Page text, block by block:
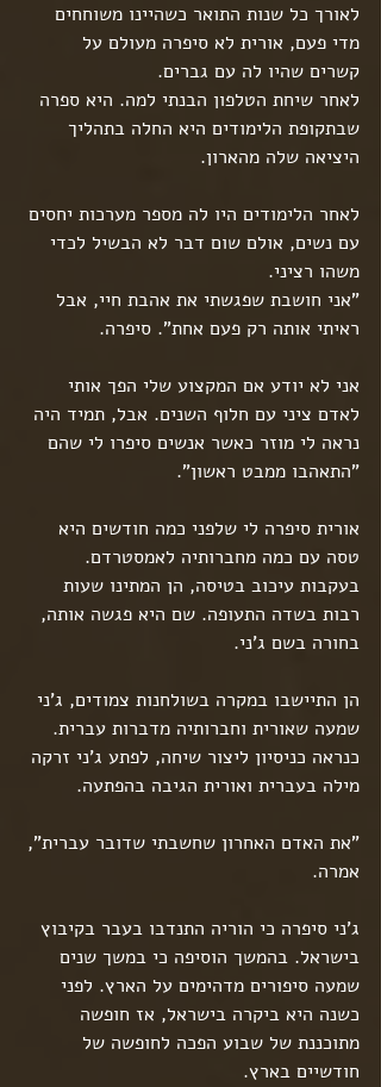
לאורך כל שנות התואר כשהיינו משוחחים
מדי פעם, אורית לא סיפרה מעולם על
קשרים שהיו לה עם גברים.
לאחר שיחת הטלפון הבנתי למה. היא ספרה
שבתקופת הלימודים היא החלה בתהליך
היציאה שלה מהארון.
לאחר הלימודים היו לה מספר מערכות יחסים
עם נשים, אולם שום דבר לא הבשיל לכדי
משהו רציני.
"אני חושבת שפגשתי את אהבת חיי, אבל
ראיתי אותה רק פעם אחת". סיפרה.
אני לא יודע אם המקצוע שלי הפך אותי
לאדם ציני עם חלוף השנים. אבל, תמיד היה
נראה לי מוזר כאשר אנשים סיפרו לי שהם
"התאהבו ממבט ראשון".
אורית סיפרה לי שלפני כמה חודשים היא
טסה עם כמה מחברותיה לאמסטרדם.
בעקבות עיכוב בטיסה, הן המתינו שעות
רבות בשדה התעופה. שם היא פגשה אותה,
בחורה בשם ג'ני.
הן התיישבו במקרה בשולחנות צמודים, ג'ני
שמעה שאורית וחברותיה מדברות עברית.
כנראה כניסיון ליצור שיחה, לפתע ג'ני זרקה
מילה בעברית ואורית הגיבה בהפתעה.
"את האדם האחרון שחשבתי שדובר עברית",
אמרה.
ג'ני סיפרה כי הוריה התנדבו בעבר בקיבוץ
בישראל. בהמשך הוסיפה כי במשך שנים
שמעה סיפורים מדהימים על הארץ. לפני
כשנה היא ביקרה בישראל, אז חופשה
מתוכננת של שבוע הפכה לחופשה של
חודשיים בארץ.